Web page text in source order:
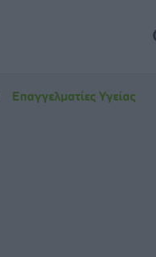
Επαγγελματίες Υγείας